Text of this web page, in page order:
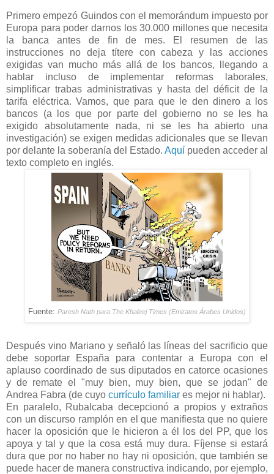
Primero empezó Guindos con el memorándum impuesto por
Europa para poder darnos los 30.000 millones que necesita
la banca antes de fin de mes. El resumen de las
instrucciones no deja títere con cabeza y las acciones
exigidas van mucho más allá de los bancos, llegando a
hablar incluso de implementar reformas laborales,
simplificar trabas administrativas y hasta del déficit de la
tarifa eléctrica. Vamos, que para que le den dinero a los
bancos (a los que por parte del gobierno no se les ha
exigido absolutamente nada, ni se les ha abierto una
investigación) se exigen medidas adicionales que se llevan
por delante la soberanía del Estado. Aquí pueden acceder al
texto completo en inglés.
Fuente: Paresh Nath para The Khaleej Times (Emiratos Árabes Unidos)
Después vino Mariano y señaló las líneas delsacrificio que
debe soportar España para contentar a Europa con el
aplauso coordinado de sus diputados en catorce ocasiones
y de remate el "muy bien, muy bien, que se jodan" de
Andrea Fabra (de cuyo currículo familiar es mejor ni hablar).
En paralelo, Rubalcaba decepcionó a propios y extraños
con un discurso ramplón en el que manifiesta que no quiere
hacer la oposición que le hicieron a él los del PP, que los
apoya y tal y que la cosa está muy dura. Fíjense si estará
dura que por no haber no hay ni oposición, que también se
puede hacer de manera constructiva indicando, por ejemplo,